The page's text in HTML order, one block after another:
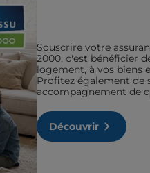
Souscrire votre
2000, c'est bénéficier
logement, à vos biens
Profitez également de
accompagnement de
Découvrir